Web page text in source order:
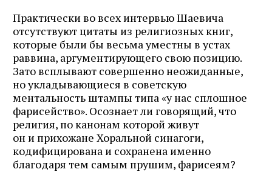
Практически во всех интервью Шаевича
отсутствуют цитаты из религиозных книг,
которые были бы весьма уместны в устах
раввина, аргументирующего свою позицию.
Зато всплывают совершенно неожиданные,
но укладывающиеся в советскую
ментальность штампы типа «у нас сплошное
фарисейство». Осознает ли говорящий, что
религия, по канонам которой живут
он и прихожане Хоральной синагоги,
кодифицирована и сохранена именно
благодаря тем самым прушим, фарисеям?